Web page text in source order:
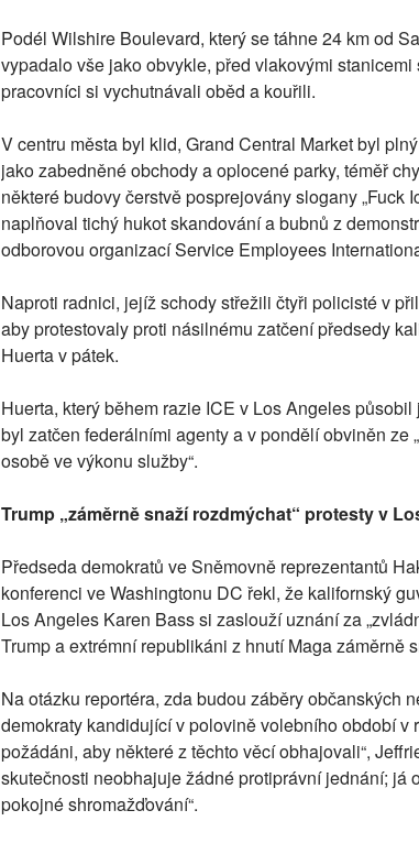
Podél Wilshire Boulevard, který se táhne 24 km od
vypadalo vše jako obvykle, před vlakovými
pracovníci si vychutnávali oběd a kouřili.
V centru města byl klid, Grand Central Market byl
jako zabedněné obchody a oplocené parky, téměř
některé budovy čerstvě posprejovány slogany „Fuck
naplňoval tichý hukot skandování a bubnů z
odborovou organizací Service Employees
Naproti radnici, jejíž schody střežili čtyři policisté v
aby protestovaly proti násilnému zatčení předsedy
Huerta v pátek.
Huerta, který během razie ICE v Los Angeles
byl zatčen federálními agenty a v pondělí obviněn ze
osobě ve výkonu služby“.
Trump „záměrně snaží rozdmýchat“ protesty v
Předseda demokratů ve Sněmovně reprezentantů
konferenci ve Washingtonu DC řekl, že kalifornský
Los Angeles Karen Bass si zaslouží uznání za
Trump a extrémní republikáni z hnutí Maga záměrně
Na otázku reportéra, zda budou záběry občanských
demokraty kandidující v polovině volebního období v
požádáni, aby některé z těchto věcí obhajovali“,
skutečnosti neobhajuje žádné protiprávní jednání; já
pokojné shromažďování“.